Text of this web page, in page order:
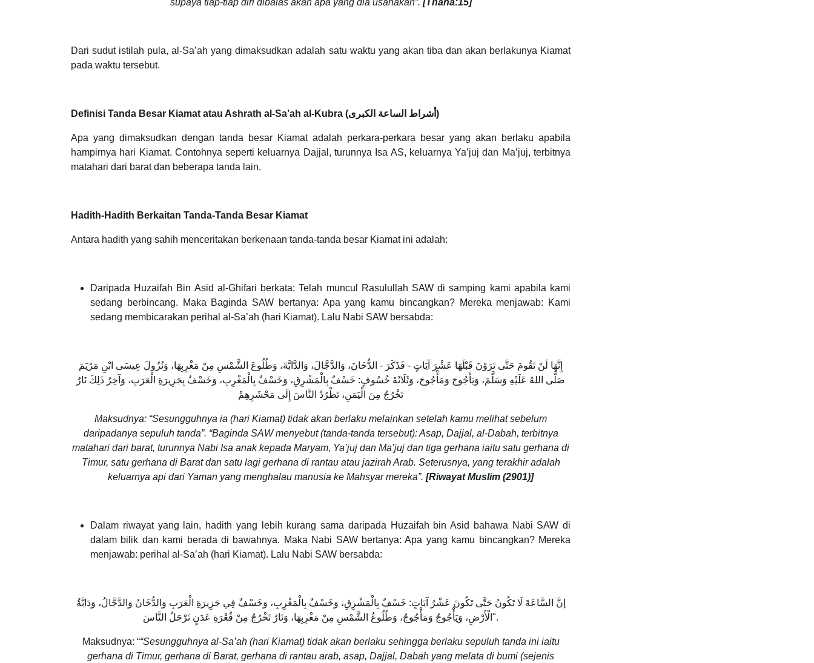
Dari sudut istilah pula, al-Sa’ah yang dimaksudkan adalah satu waktu yang akan tiba dan akan berlakunya Kiamat
pada waktu tersebut.
Definisi Tanda Besar Kiamat atau Ashrath al-Sa’ah al-Kubra (أشراط الساعة الكبرى)
Apa yang dimaksudkan dengan tanda besar Kiamat adalah perkara-perkara besar yang akan berlaku apabila
hampirnya hari Kiamat. Contohnya seperti keluarnya Dajjal, turunnya Isa AS, keluarnya Ya’juj dan Ma’juj, terbitnya
matahari dari barat dan beberapa tanda lain.
Hadith-Hadith Berkaitan Tanda-Tanda Besar Kiamat
Antara hadith yang sahih menceritakan berkenaan tanda-tanda besar Kiamat ini adalah:
Daripada Huzaifah Bin Asid al-Ghifari berkata: Telah muncul Rasulullah SAW di samping kami apabila kami
sedang berbincang. Maka Baginda SAW bertanya: Apa yang kamu bincangkan? Mereka menjawab: Kami
sedang membicarakan perihal al-Sa’ah (hari Kiamat). Lalu Nabi SAW bersabda:
إِنَّهَا لَنْ تَقُومَ حَتَّى تَرَوْنَ قَبْلَهَا عَشْرَ آيَاتٍ - فَذَكَرَ - الدُّخَانَ، وَالدَّجَّالَ، وَالدَّابَّةَ، وَطُلُوعَ الشَّمْسِ مِنْ مَغْرِبِهَا، وَنُزُولَ عِيسَى ابْنِ مَرْيَمَ
صَلَّى اللهُ عَلَيْهِ وَسَلَّمَ، وَيَأَجُوجَ وَمَأْجُوجَ، وَثَلَاثَةَ خُسُوفٍ: خَسْفٌ بِالْمَشْرِقِ، وَخَسْفٌ بِالْمَغْرِبِ، وَخَسْفٌ بِجَزِيرَةِ الْعَرَبِ، وَآخِرُ ذَلِكَ نَارٌ
تَخْرُجُ مِنَ الْيَمَنِ، تَطْرُدُ النَّاسَ إِلَى مَحْشَرِهِمْ
Maksudnya: “Sesungguhnya ia (hari Kiamat) tidak akan berlaku melainkan setelah kamu melihat sebelum
daripadanya sepuluh tanda”. “Baginda SAW menyebut (tanda-tanda tersebut): Asap, Dajjal, al-Dabah, terbitnya
matahari dari barat, turunnya Nabi Isa anak kepada Maryam, Ya’juj dan Ma’juj dan tiga gerhana iaitu satu gerhana di
Timur, satu gerhana di Barat dan satu lagi gerhana di rantau atau jazirah Arab. Seterusnya, yang terakhir adalah
keluarnya api dari Yaman yang menghalau manusia ke Mahsyar mereka”. [Riwayat Muslim (2901)]
Dalam riwayat yang lain, hadith yang lebih kurang sama daripada Huzaifah bin Asid bahawa Nabi SAW di
dalam bilik dan kami berada di bawahnya. Maka Nabi SAW bertanya: Apa yang kamu bincangkan? Mereka
menjawab: perihal al-Sa’ah (hari Kiamat). Lalu Nabi SAW bersabda:
إنَّ السَّاعَةَ لَا تَكُونُ حَتَّى تَكُونَ عَشْرُ آيَاتٍ: خَسْفٌ بِالْمَشْرِقِ، وَخَسْفٌ بِالْمَغْرِبِ، وَخَسْفٌ فِي جَزِيرَةِ الْعَرَبِ وَالدُّخَانُ وَالدَّجَّالُ، وَدَابَّةُ
الْأَرْضِ، وَيَأْجُوجُ وَمَأْجُوجُ، وَطُلُوعُ الشَّمْسِ مِنْ مَغْرِبِهَا، وَنَارٌ تَخْرُجُ مِنْ قُعْرَةِ عَدَنٍ تَرْحَلُ النَّاسَ".
Maksudnya: ““Sesungguhnya al-Sa’ah (hari Kiamat) tidak akan berlaku sehingga berlaku sepuluh tanda ini iaitu
gerhana di Timur, gerhana di Barat, gerhana di rantau arab, asap, Dajjal, Dabah yang melata di bumi (sejenis